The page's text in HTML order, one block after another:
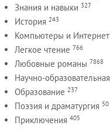
Знания и навыки 327
История 243
Компьютеры и Интернет
Легкое чтение 766
Любовные романы 7868
Научно-образовательная
Образование 237
Поэзия и драматургия 50
Приключения 405